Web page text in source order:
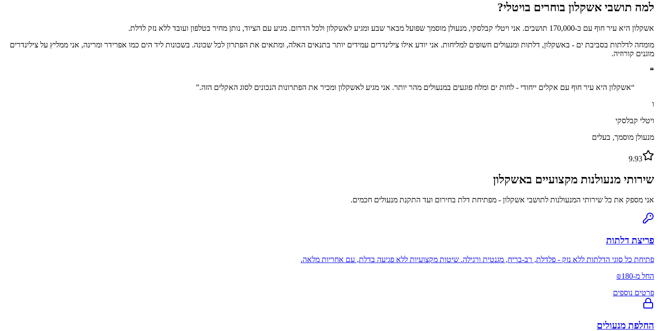
למה תושבי אשקלון בוחרים בויטלי?
אשקלון היא עיר חוף עם כ-170,000 תושבים. אני ויטלי קבלסקי, מנעולן מוסמך שפועל מבאר שבע ומגיע לאשקלון ולכל הדרום. מגיע עם הציוד, נותן מחיר בטלפון ועובד ללא נזק לדלת.
מומחה לדלתות בסביבת ים - באשקלון, דלתות ומנעולים חשופים למליחות. אני יודע אילו צילינדרים עמידים יותר בתנאים האלה, ומתאים את הפתרון לכל שכונה. בשכונות ליד הים כמו אפרידר ומרינה, אני ממליץ על צילינדרים
מוגנים קורוזיה.
❝
“אשקלון היא עיר חוף עם אקלים ייחודי - לחות ים ומלח פוגעים במנעולים מהר יותר. אני מגיע לאשקלון ומכיר את הפתרונות הנכונים לסוג האקלים הזה.”
ו
ויטלי קבלסקי
מנעולן מוסמך, בעלים
9.93
שירותי מנעולנות מקצועיים באשקלון
אני מספק את כל שירותי המנעולנות לתושבי אשקלון - מפתיחת דלת בחירום ועד התקנת מנעולים חכמים.
פריצת דלתות
פתיחת כל סוגי הדלתות ללא נזק - פלדלת, רב-בריח, מגנטית ורגילה. שיטות מקצועיות ללא פגיעה בדלת, עם אחריות מלאה.
החל מ-₪180
פרטים נוספים
החלפת מנעולים